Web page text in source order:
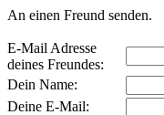
An einen Freund senden.
E-Mail Adresse
deines Freundes:
Dein Name:
Deine E-Mail: